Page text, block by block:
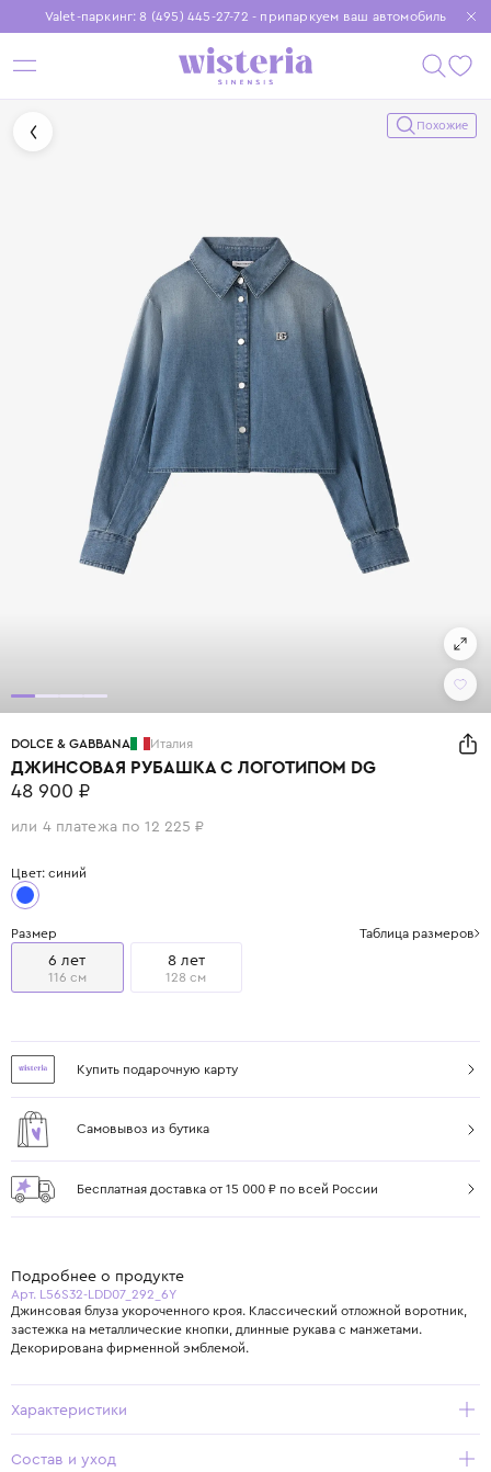
Valet-паркинг: 8 (495) 445-27-72 - припаркуем ваш автомобиль
Бесплатная доставка при заказе от 15 000 ₽
Установите приложение, чтобы покупки были еще удобнее
Похожие
DOLCE & GABBANA Италия
ДЖИНСОВАЯ РУБАШКА С ЛОГОТИПОМ DG
48 900 ₽
или 4 платежа по 12 225 ₽
Цвет: синий
Размер Таблица размеров
6 лет
116 см
8 лет
128 см
Купить подарочную карту
Самовывоз из бутика
Бесплатная доставка от 15 000 ₽ по всей России
Подробнее о продукте
Арт. L56S32-LDD07_292_6Y
Джинсовая блуза укороченного кроя. Классический отложной воротник,
застежка на металлические кнопки, длинные рукава с манжетами.
Декорирована фирменной эмблемой.
Характеристики
Состав и уход